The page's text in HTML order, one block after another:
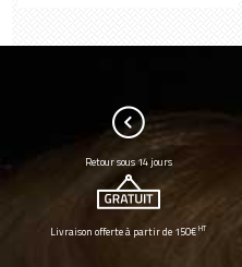
Retour sous 14 jours
Livraison offerte à partir de 150€HT